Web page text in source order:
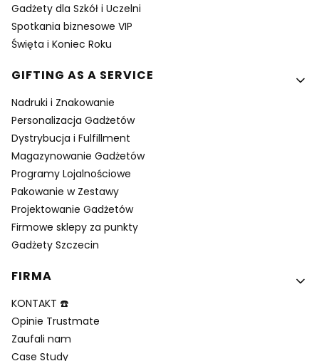
Gadżety dla Szkół i Uczelni
Spotkania biznesowe VIP
Święta i Koniec Roku
GIFTING AS A SERVICE
Nadruki i Znakowanie
Personalizacja Gadżetów
Dystrybucja i Fulfillment
Magazynowanie Gadżetów
Programy Lojalnościowe
Pakowanie w Zestawy
Projektowanie Gadżetów
Firmowe sklepy za punkty
Gadżety Szczecin
FIRMA
KONTAKT ☎️
Opinie Trustmate
Zaufali nam
Case Study